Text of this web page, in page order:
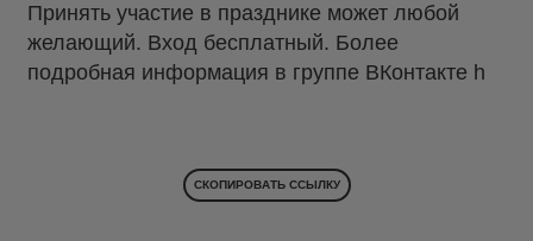
Принять участие в празднике может любой
желающий. Вход бесплатный. Более
подробная информация в группе ВКонтакте h
СКОПИРОВАТЬ ССЫЛКУ